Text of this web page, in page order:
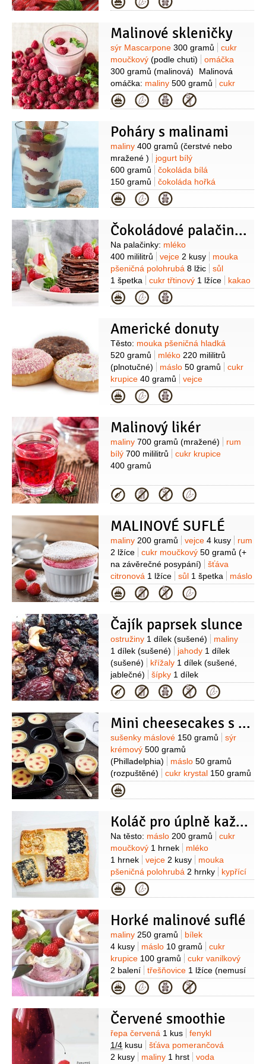
25 gramů
mouka pšeničná hladká
škrobová15 gramů
Malinové skleničky
Suroviny
sýr Mascarpone 300 gramů
cukr
moučkový (podle chuti)
omáčka
300 gramů (malinová)
Malinová
omáčka: maliny 500 gramů
cukr
krupice50 gramů
Na dokončení:
maliny(čerstvé, pusinky, jedlé květy)
Kategorie
Poháry s malinami
Suroviny
maliny 400 gramů (čerstvé nebo
mražené )
jogurt bílý
600 gramů
čokoláda bílá
150 gramů
čokoláda hořká
150 gramů
piškoty cukrářské
Kategorie
Čokoládové palačinky s malinami
Suroviny
Na palačinky: mléko
400 mililitrů
vejce 2 kusy
mouka
pšeničná polohrubá 8 lžic
sůl
1 špetka
cukr třtinový 1 lžíce
kakao
1 lžíce
(+ na poprášení )
(na smažení) Náplň: maliny
mražené)
cukr krupice 3 lžíce
Kategorie
Americké donuty
Suroviny
Těsto: mouka pšeničná hladká
520 gramů
mléko 220 mililitrů
(plnotučné)
máslo 50 gramů
cukr
krupice 40 gramů
vejce
2 kusy
droždí sušené
11 gramů
vanilkový extrakt
(na smažení) Malinová poleva:
maliny 100 gramů (čerstvé nebo
mražené)
šťáva citronová
1 lžíce
cukr moučkový
100 gramů (čerstvé nebo
mražené)
šťáva citronová
Poleva z čaje Matcha: čaj1 lžička
(Matcha)
mléko2 lžíce
cukr
moučkový 100 gramů Na posypání:
kokos (strouhaný)
kokos
(čerstvý)
semínka sezamová
(černá)
Kategorie
Malinový likér
Suroviny
maliny 700 gramů (mražené)
rum
bílý 700 mililitrů
cukr krupice
400 gramů
Kategorie
MALINOVÉ SUFLÉ
Suroviny
maliny 200 gramů vejce 4 kusy
rum
2 lžíce
cukr moučkový 50 gramů (+
na závěrečné posypání)
šťáva
citronová 1 lžíce sůl 1 špetka
máslo
(na vymazání formy)
cukr krupice
(na vysypání formy)
Kategorie
Čajík paprsek slunce
Suroviny
ostružiny 1 dílek (sušené)
maliny
1 dílek (sušené) jahody 1 dílek
(sušené)
křížaly 1 dílek (sušené,
jablečné)
šípky 1 dílek
Kategorie
Mini cheesecakes s mailanmi
Suroviny
sušenky máslové 150 gramů
sýr
krémový 500 gramů
(Philladelphia)
máslo 50 gramů
(rozpuštěné)
cukr krystal 150 gramů
(+2 lžíce)
šlehání
maliny100 gramů
Kategorie
Koláč pro úplně každého
Suroviny
Na těsto: máslo 200 gramů
cukr
moučkový 1 hrnek
mléko
1 hrnek
vejce 2 kusy
mouka
pšeničná polohrubá 2 hrnky
kypřící
prášek do pečiva
makovou náplň: mák60 gramů
25 gramů
perník 1 lžíce
(strouhaný)
skořice 1 špetka
(mletá)
hřebíček
1 špetka
(mletý)
sůl 1 špetka
citronová kůra
1 špetka
(strouhaná)
Na jablečnou
náplň: jablka250 gramů (oloupaná,
bez jádřinců)
cukr50 gramů
(mletá, trochu)
piškotové drobečky
(na zahuštění)
Na borůvkovou náplň:
cukr 1 lžíce
moučka kukuřičná
(škrob)1/2lžíce
šťáva citronová
1/2lžíce citronová kůra1/2
Kategorie
Horké malinové suflé
Suroviny
maliny 250 gramů
bílek
4 kusy
máslo 10 gramů
cukr
krupice 100 gramů
cukr vanilkový
2 balení
třešňovice 1 lžíce (nemusí
být)
smetana na šlehání
1 kelímek
cukr moučkový(na
Kategorie
Červené smoothie
Suroviny
řepa červená 1 kus
fenykl
1/4 kusu
šťáva pomerančová
2 kusy
maliny 1 hrst
voda